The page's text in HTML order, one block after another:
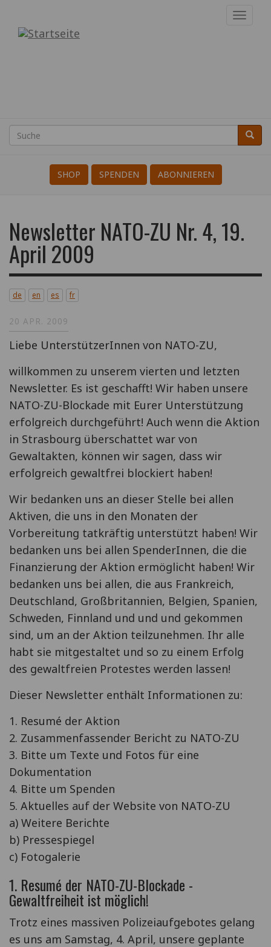
zum
InhaltInternationale
Search
Suche Suche
SHOP SPENDEN ABONNIEREN
Newsletter NATO-ZU Nr. 4, 19.
April 2009
de en es fr
20 APR. 2009
Liebe UnterstützerInnen von NATO-ZU,
willkommen zu unserem vierten und letzten
Newsletter. Es ist geschafft! Wir haben unsere
NATO-ZU-Blockade mit Eurer Unterstützung
erfolgreich durchgeführt! Auch wenn die Aktion
in Strasbourg überschattet war von
Gewaltakten, können wir sagen, dass wir
erfolgreich gewaltfrei blockiert haben!
Wir bedanken uns an dieser Stelle bei allen
Aktiven, die uns in den Monaten der
Vorbereitung tatkräftig unterstützt haben! Wir
bedanken uns bei allen SpenderInnen, die die
Finanzierung der Aktion ermöglicht haben! Wir
bedanken uns bei allen, die aus Frankreich,
Deutschland, Großbritannien, Belgien, Spanien,
Schweden, Finnland und und und gekommen
sind, um an der Aktion teilzunehmen. Ihr alle
habt sie mitgestaltet und so zu einem Erfolg
des gewaltfreien Protestes werden lassen!
Dieser Newsletter enthält Informationen zu:
1. Resumé der Aktion
2. Zusammenfassender Bericht zu NATO-ZU
3. Bitte um Texte und Fotos für eine
Dokumentation
4. Bitte um Spenden
5. Aktuelles auf der Website von NATO-ZU
a) Weitere Berichte
b) Pressespiegel
c) Fotogalerie
1. Resumé der NATO-ZU-Blockade -
Gewaltfreiheit ist möglich!
Trotz eines massiven Polizeiaufgebotes gelang
es uns am Samstag, 4. April, unsere geplante